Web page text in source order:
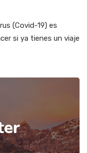
(Covid-19) es
si ya tienes un viaje